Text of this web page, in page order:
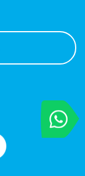
VOCÊ
Entre em